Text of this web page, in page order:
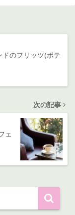
のフリッツ(ポテ
次の記事
ェ